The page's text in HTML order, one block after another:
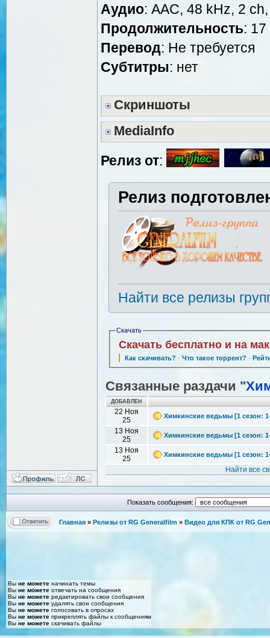
Аудио: AAC, 48 kHz, 2
Продолжительность:
Перевод: Не требуется
Cубтитры: нет
Скриншоты
MediaInfo
Релиз от:
Релиз
Найти все релизы
Скачать
Скачать бесплатно и на
Как скачивать? · Что такое торрент? ·
Связанные раздачи "
ДОБАВЛЕН
22 Ноя
25
Химкинские ведьмы [1 сезон:
13 Ноя
25
Химкинские ведьмы [1 сезон:
13 Ноя
25
Химкинские ведьмы [1 сезон:
Найти все
Показать сообщения:
Главная » Релизы от RG Generalfilm » Видео для КПК от RG
Вы не можете начинать темы
Вы не можете отвечать на сообщения
Вы не можете редактировать свои сообщения
Вы не можете удалять свои сообщения
Вы не можете голосовать в опросах
Вы не можете прикреплять файлы к сообщениям
Вы не можете скачивать файлы